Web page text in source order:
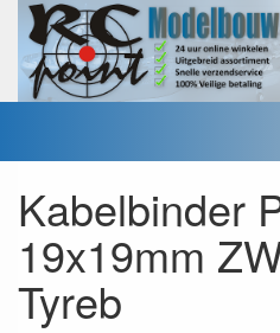
Kabelbinder
19x19mm
Tyreb